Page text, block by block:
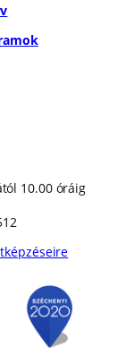
10.00 óráig